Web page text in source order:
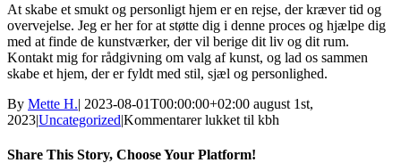
At skabe et smukt og personligt hjem er en rejse, der kræver tid og
overvejelse. Jeg er her for at støtte dig i denne proces og hjælpe dig
med at finde de kunstværker, der vil berige dit liv og dit rum.
Kontakt mig for rådgivning om valg af kunst, og lad os sammen
skabe et hjem, der er fyldt med stil, sjæl og personlighed.
By Mette H.| 2023-08-01T00:00:00+02:00 august 1st,
2023|Uncategorized|Kommentarer lukket til kbh
Share This Story, Choose Your Platform!